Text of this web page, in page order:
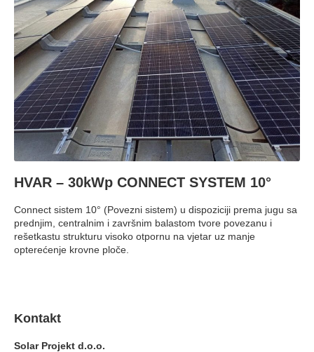
HVAR – 30kWp CONNECT SYSTEM 10°
Connect sistem 10° (Povezni sistem) u dispoziciji prema jugu sa
prednjim, centralnim i završnim balastom tvore povezanu i
rešetkastu strukturu visoko otpornu na vjetar uz manje
opterećenje krovne ploče.
Kontakt
Solar Projekt d.o.o.